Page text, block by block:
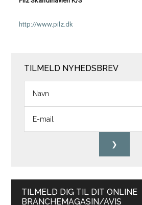
http://www.pilz.dk
TILMELD NYHEDSBREV
TILMELD DIG TIL DIT ONLINE
BRANCHEMAGASIN/AVIS